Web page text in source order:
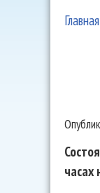
Главная
часах